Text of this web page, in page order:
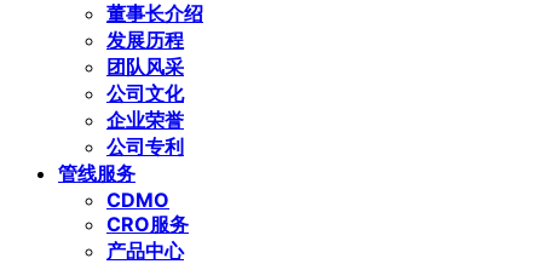
董事长介绍
发展历程
团队风采
公司文化
企业荣誉
公司专利
管线服务
CDMO
CRO服务
产品中心